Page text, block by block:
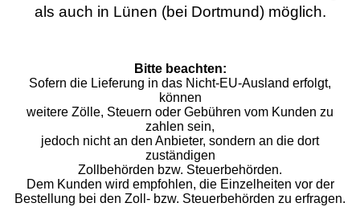
als auch in Lünen (bei Dortmund) möglich.
Bitte beachten:
Sofern die Lieferung in das Nicht-EU-Ausland erfolgt,
können
weitere Zölle, Steuern oder Gebühren vom Kunden zu
zahlen sein,
jedoch nicht an den Anbieter, sondern an die dort
zuständigen
Zollbehörden bzw. Steuerbehörden.
Dem Kunden wird empfohlen, die Einzelheiten vor der
Bestellung bei den Zoll- bzw. Steuerbehörden zu erfragen.